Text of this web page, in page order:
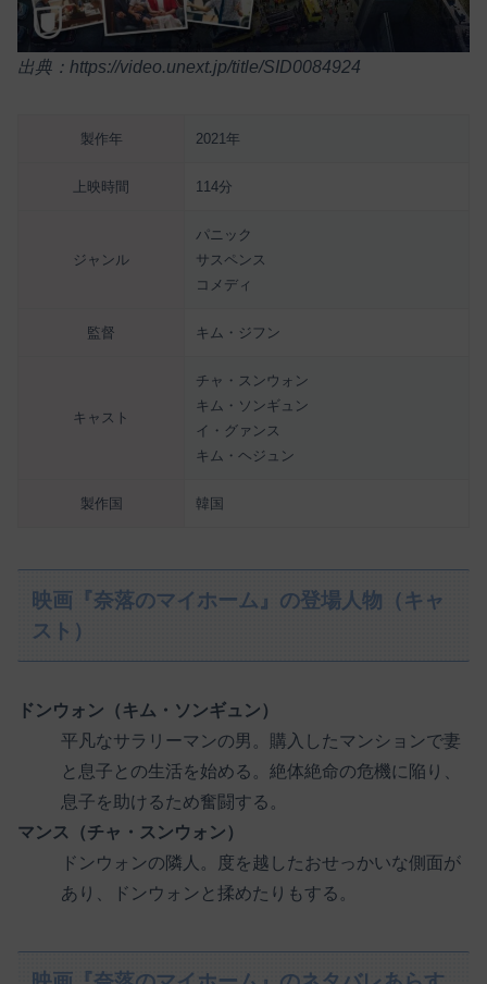
出典：https://video.unext.jp/title/SID0084924
製作年 2021年
上映時間 114分
ジャンル
パニック
サスペンス
コメディ
監督 キム・ジフン
キャスト
チャ・スンウォン
キム・ソンギュン
イ・グァンス
キム・ヘジュン
製作国 韓国
映画『奈落のマイホーム』の登場人物（キャ
スト）
ドンウォン（キム・ソンギュン）
平凡なサラリーマンの男。購入したマンションで妻
と息子との生活を始める。絶体絶命の危機に陥り、
息子を助けるため奮闘する。
マンス（チャ・スンウォン）
ドンウォンの隣人。度を越したおせっかいな側面が
あり、ドンウォンと揉めたりもする。